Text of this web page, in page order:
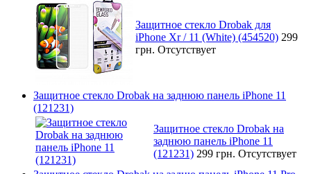
Защитное стекло Drobak для
iPhone Xr / 11 (White) (454520) 299
грн. Отсутствует
Защитное стекло Drobak на заднюю панель iPhone 11
(121231)
Защитное стекло Drobak на
заднюю панель iPhone 11
(121231) 299 грн. Отсутствует